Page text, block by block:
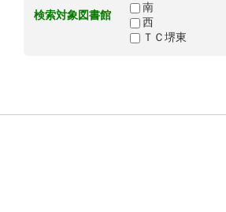
検索対象図書館
南
西
ＴＣ堺東